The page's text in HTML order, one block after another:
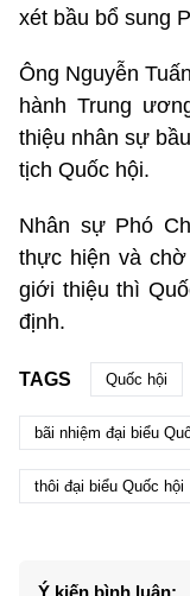
xét bầu bổ sung
Ông Nguyễn
hành Trung
thiệu nhân sự
tịch Quốc hội.
Nhân sự Phó
thực hiện và
giới thiệu thì
định.
TAGS Quốc hội
bãi nhiệm đại biểu
thôi đại biểu Quốc hội
Ý kiến bình luận: